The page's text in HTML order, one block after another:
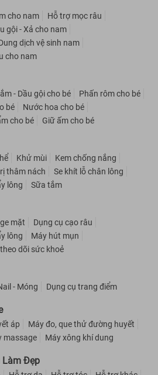
giúp dễ dàng lấy được lượng sản phẩm
cho những người mới tập tành make-up.
cho nam
Hỗ trợ mọc râu
gội - Xả cho nam
dịch vệ sinh nam
cho nam
- Dầu gội cho bé
Phấn rôm cho bé
bé
Nước hoa cho bé
cho bé
Giữ ấm cho bé
Khử mùi
Kem chống nắng
thâm nách
Se khít lỗ chân lông
lông Sữa tắm
mặt
Dụng cụ cạo râu
lông
Máy hút mụn
dõi sức khoẻ
- Móng Dụng cụ trang điểm
áp
Máy đo, que thử đường huyết
massage Máy xông khí dung
Làm Đẹp